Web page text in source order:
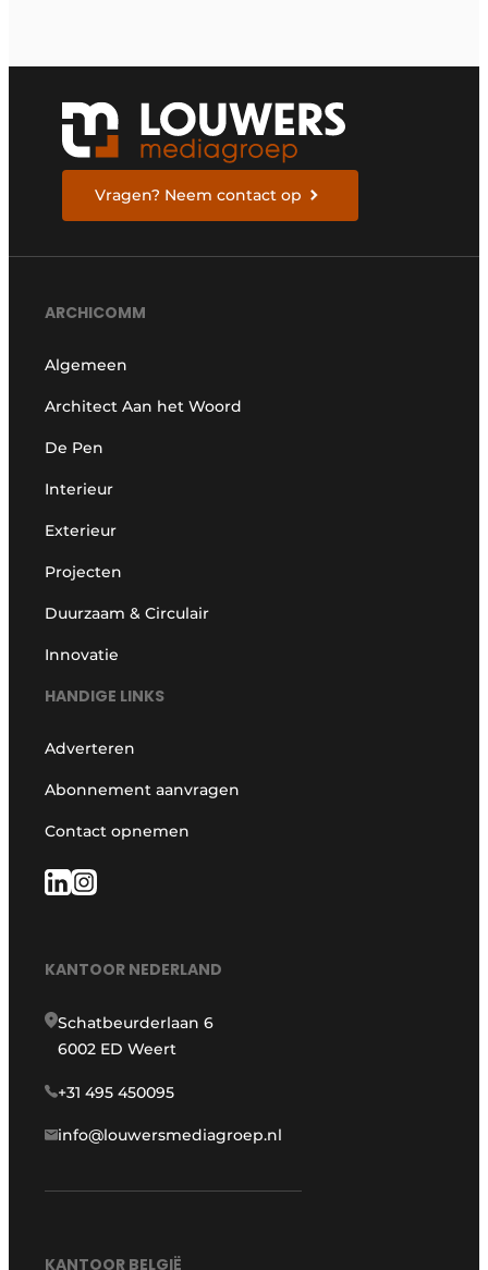
Vragen? Neem contact op
ARCHICOMM
Algemeen
Architect Aan het Woord
De Pen
Interieur
Exterieur
Projecten
Duurzaam & Circulair
Innovatie
HANDIGE LINKS
Adverteren
Abonnement aanvragen
Contact opnemen
KANTOOR NEDERLAND
Schatbeurderlaan 6
6002 ED Weert
+31 495 450095
info@louwersmediagroep.nl
KANTOOR BELGIË